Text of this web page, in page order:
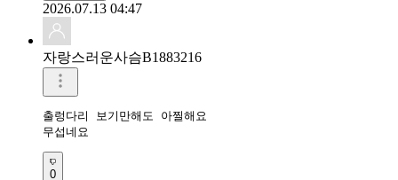
2026.07.13 04:47
자랑스러운사슴B1883216
출렁다리 보기만해도 아찔해요
무섭네요
0